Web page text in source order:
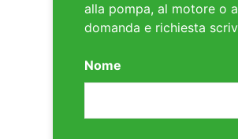
alla pompa, al motore o
domanda e richiesta
Nome